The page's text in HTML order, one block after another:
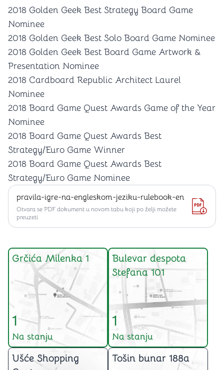
2018 Golden Geek Best Strategy Board Game
Nominee
2018 Golden Geek Best Solo Board Game Nominee
2018 Golden Geek Best Board Game Artwork &
Presentation Nominee
2018 Cardboard Republic Architect Laurel
Nominee
2018 Board Game Quest Awards Game of the Year
Nominee
2018 Board Game Quest Awards Best
Strategy/Euro Game Winner
2018 Board Game Quest Awards Best
Strategy/Euro Game Nominee
pravila-igre-na-engleskom-jeziku-rulebook-en
Otvara se PDF dokument u novom tabu koji po želji možete
preuzeti
Grčića Milenka 1
1
Na stanju
Bulevar despota
Stefana 101
1
Na stanju
Ušće Shopping
Tošin bunar 188a